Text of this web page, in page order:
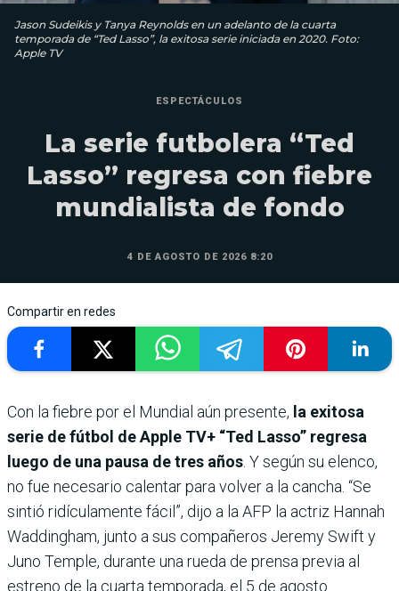
Jason Sudeikis y Tanya Reynolds en un adelanto de la cuarta
temporada de “Ted Lasso”, la exitosa serie iniciada en 2020. Foto:
Apple TV
ESPECTÁCULOS
La serie futbolera “Ted
Lasso” regresa con fiebre
mundialista de fondo
4 DE AGOSTO DE 2026 8:20
Compartir en redes
Con la fiebre por el Mundial aún presente, la exitosa
serie de fútbol de Apple TV+ “Ted Lasso” regresa
luego de una pausa de tres años. Y según su elenco,
no fue necesario calentar para volver a la cancha. “Se
sintió ridículamente fácil”, dijo a la AFP la actriz Hannah
Waddingham, junto a sus compañeros Jeremy Swift y
Juno Temple, durante una rueda de prensa previa al
estreno de la cuarta temporada, el 5 de agosto.